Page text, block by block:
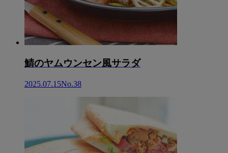
鯖のヤムウンセン風サラダ
2025.07.15No.38